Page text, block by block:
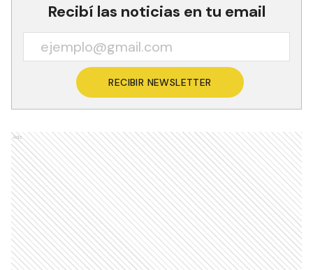
Recibí las noticias en tu email
RECIBIR NEWSLETTER
Ads